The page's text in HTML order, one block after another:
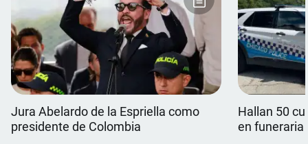
Jura Abelardo de la Espriella como
presidente de Colombia
Hallan 50
en funeraria